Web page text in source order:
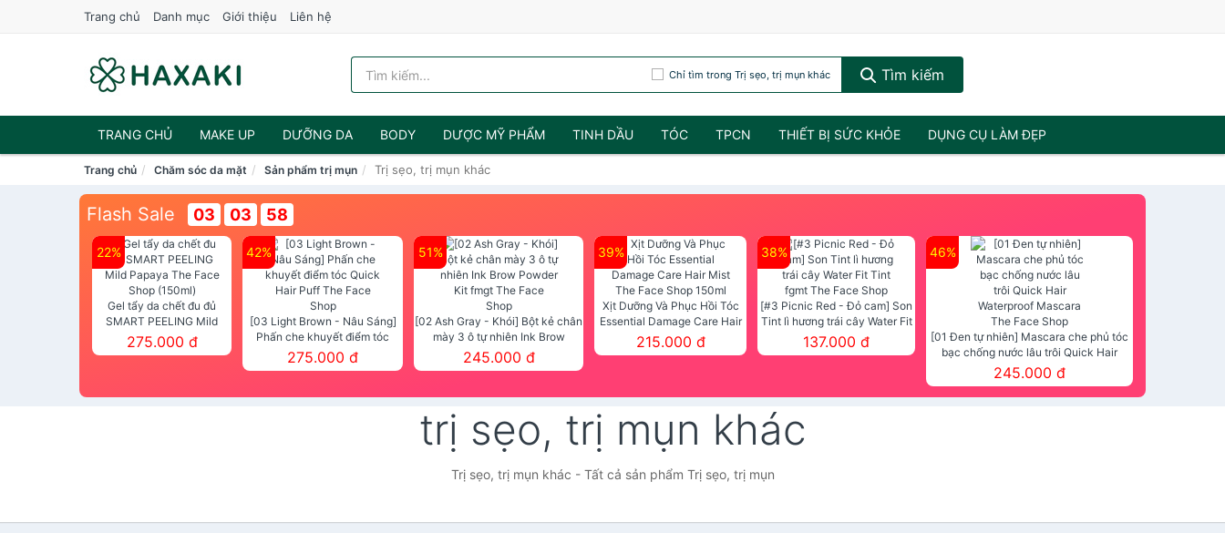
Trang chủ Danh mục Giới thiệu Liên hệ
Chỉ tìm trong Trị sẹo, trị mụn khác Tìm kiếm
TRANG CHỦ MAKE UP DƯỠNG DA BODY DƯỢC MỸ PHẨM TINH DẦU TÓC TPCN THIẾT BỊ SỨC KHỎE DỤNG CỤ LÀM ĐẸP
NƯỚC HOA
Trang chủ Chăm sóc da mặt Sản phẩm trị mụn Trị sẹo, trị mụn khác
Flash Sale 03 03 57
22%
Gel tẩy da chết đu đủ
SMART PEELING Mild
Papaya The Face Shop
(150ml)
275.000 đ
42%
[03 Light Brown - Nâu Sáng]
Phấn che khuyết điểm tóc
Quick Hair Puff The Face Shop
275.000 đ
51%
[02 Ash Gray - Khói] Bột kẻ chân
mày 3 ô tự nhiên Ink Brow
Powder Kit fmgt The Face Shop
245.000 đ
39%
Xịt Dưỡng Và Phục Hồi Tóc
Essential Damage Care Hair
Mist The Face Shop 150ml
215.000 đ
38%
[#3 Picnic Red - Đỏ cam] Son
Tint lì hương trái cây Water Fit
Tint fgmt The Face Shop
137.000 đ
46%
[01 Đen tự nhiên] Mascara che phủ tóc
bạc chống nước lâu trôi Quick Hair
Waterproof Mascara The Face Shop
245.000 đ
trị sẹo, trị mụn khác
Trị sẹo, trị mụn khác - Tất cả sản phẩm Trị sẹo, trị mụn